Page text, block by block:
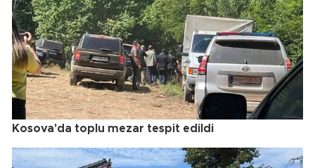
Kosova'da toplu mezar tespit edildi